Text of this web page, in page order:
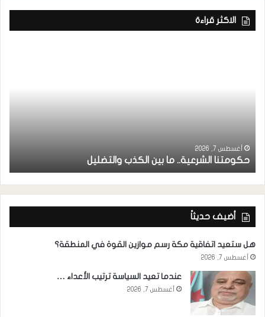
الاكثر قراءة
أغسطس 7, 2026
حكومتنا الشرعية.. ما بين الكذب والتضليل
أضيف حديثاً
هل ستعيد اتفاقية مكة رسم موازين القوة في المنطقة؟
أغسطس 7, 2026
عندما تعيد السياسة ترتيب الأعداء …
أغسطس 7, 2026